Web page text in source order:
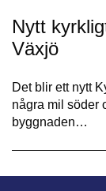
Nytt
Växjö
Det blir ett nytt
några mil söder
byggnaden…